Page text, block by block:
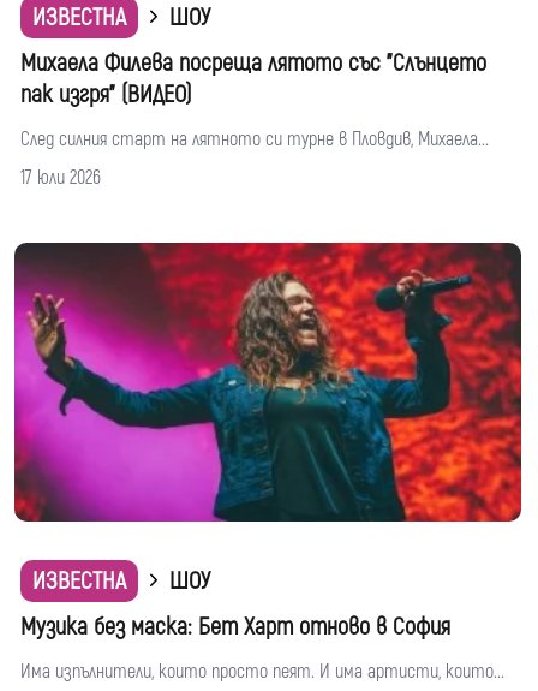
ИЗВЕСТНА
ШОУ
Михаела Филева посреща лятото със "Слънцето
пак изгря" (ВИДЕО)
След силния старт на лятното си турне в Пловдив, Михаела...
17 юли 2026
ИЗВЕСТНА
ШОУ
Музика без маска: Бет Харт отново в София
Има изпълнители, които просто пеят. И има артисти, които...